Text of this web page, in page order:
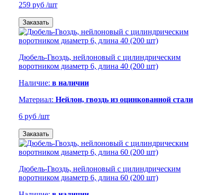
259 руб /шт
Заказать
Дюбель-Гвоздь, нейлоновый с цилиндрическим
воротником диаметр 6, длина 40 (200 шт)
Наличие: в наличии
Материал: Нейлон, гвоздь из оцинкованной стали
6 руб /шт
Заказать
Дюбель-Гвоздь, нейлоновый с цилиндрическим
воротником диаметр 6, длина 60 (200 шт)